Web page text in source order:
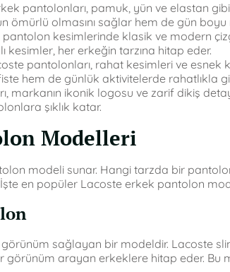
pantolonları, pamuk, yün ve elastan
ömürlü olmasını sağlar hem de gün boyu
pantolon kesimlerinde klasik ve modern
kesimler, her erkeğin tarzına hitap eder.
pantolonları, rahat kesimleri ve esnek
hem de günlük aktivitelerde rahatlıkla
markanın ikonik logosu ve zarif dikiş
şıklık katar.
Modelleri
modeli sunar. Hangi tarzda bir
en popüler Lacoste erkek pantolon
görünüm sağlayan bir modeldir. Lacoste
arayan erkeklere hitap eder. Bu